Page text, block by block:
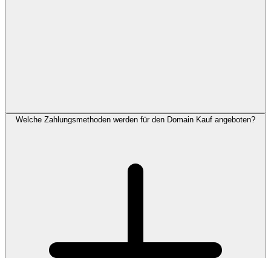
Welche Zahlungsmethoden werden für den Domain Kauf angeboten?